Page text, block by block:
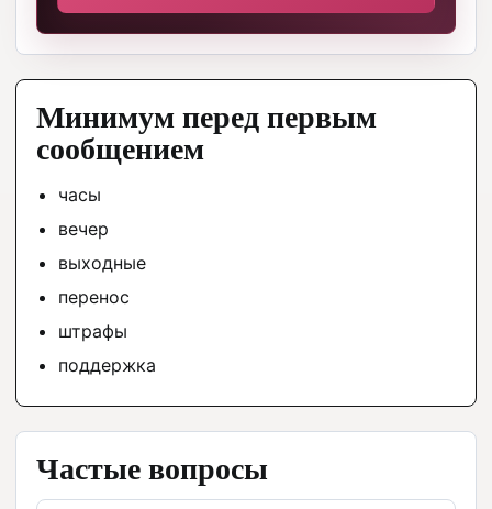
Минимум перед первым
сообщением
часы
вечер
выходные
перенос
штрафы
поддержка
Частые вопросы